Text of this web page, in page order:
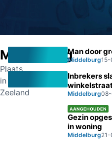
Home
Fraudeurs
Middelburg
Plaats
in
Zeeland
Man door
Middelburg15-
Inbrekers
Middelburg08-
AANGEHOUDEN
Gezin
in woning
Middelburg